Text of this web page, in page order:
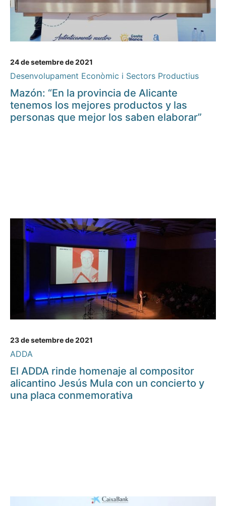
24 de setembre de 2021
Desenvolupament Econòmic i Sectors Productius
Mazón: “En la provincia de Alicante
tenemos los mejores productos y las
personas que mejor los saben elaborar”
23 de setembre de 2021
ADDA
El ADDA rinde homenaje al compositor
alicantino Jesús Mula con un concierto y
una placa conmemorativa